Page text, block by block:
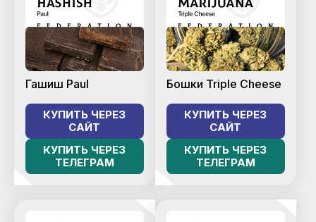
Гашиш Paul
КУПИТЬ ЧЕРЕЗ
САЙТ
КУПИТЬ ЧЕРЕЗ
ТЕЛЕГРАМ
Бошки Triple Cheese
КУПИТЬ ЧЕРЕЗ
САЙТ
КУПИТЬ ЧЕРЕЗ
ТЕЛЕГРАМ